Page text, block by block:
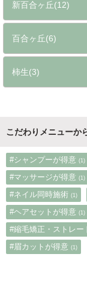
新百合ヶ丘(12)
百合ヶ丘(6)
柿生(3)
こだわりメニューか
#シャンプーが得意 (1)
#マッサージが得意 (1)
#ネイル同時施術 (1)
#ヘアセットが得意 (1)
#縮毛矯正・ストレー
#眉カットが得意 (1)